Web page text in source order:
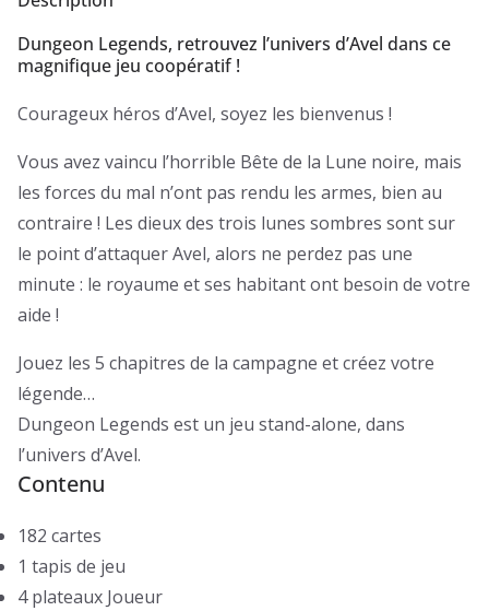
Dungeon Legends, retrouvez l’univers d’Avel dans ce
magnifique jeu coopératif !
Courageux héros d’Avel, soyez les bienvenus !
Vous avez vaincu l’horrible Bête de la Lune noire, mais
les forces du mal n’ont pas rendu les armes, bien au
contraire ! Les dieux des trois lunes sombres sont sur
le point d’attaquer Avel, alors ne perdez pas une
minute : le royaume et ses habitant ont besoin de votre
aide !
Jouez les 5 chapitres de la campagne et créez votre
légende…
Dungeon Legends est un jeu stand-alone, dans
l’univers d’Avel.
Contenu
182 cartes
1 tapis de jeu
4 plateaux Joueur